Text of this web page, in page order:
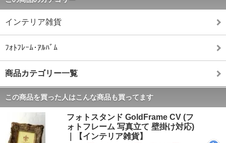
インテリア雑貨
ﾌｫﾄﾌﾚｰﾑ･ｱﾙﾊﾞﾑ
商品カテゴリー一覧
この商品を買った人はこんな商品も買ってます
フォトスタンド GoldFrame CV (フ
ォトフレーム 写真立て 壁掛け対応)
｜【インテリア雑貨】